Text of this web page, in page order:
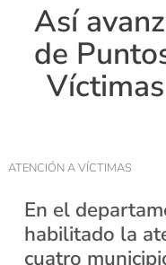
Así
de
ATENCIÓN A VÍCTIMAS
En el
habilitado la
cuatro